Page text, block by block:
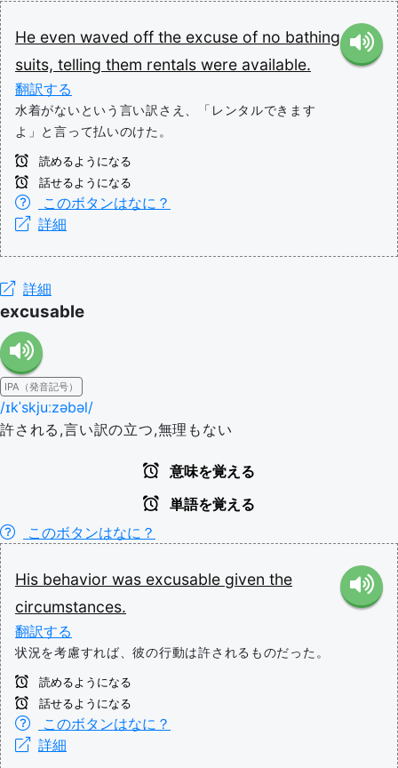
He even waved off the excuse of no bathing
suits, telling them rentals were available.
翻訳する
水着がないという言い訳さえ、「レンタルできます
よ」と言って払いのけた。
読めるようになる
話せるようになる
このボタンはなに？
詳細
詳細
excusable
IPA（発音記号）
/ɪkˈskjuːzəbəl/
許される,言い訳の立つ,無理もない
意味を覚える
単語を覚える
このボタンはなに？
His behavior was excusable given the
circumstances.
翻訳する
状況を考慮すれば、彼の行動は許されるものだった。
読めるようになる
話せるようになる
このボタンはなに？
詳細